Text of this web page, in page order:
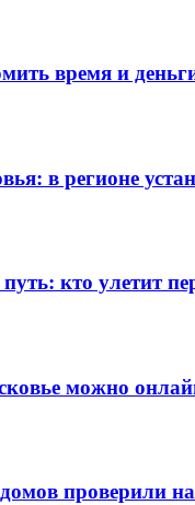
время и
в регионе
кто улетит
можно
проверили на